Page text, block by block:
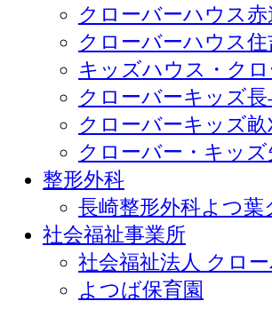
クローバーハウス赤
クローバーハウス住
キッズハウス・ク
クローバーキッズ長
クローバーキッズ畝
クローバー・キッズ
整形外科
長崎整形外科よつ葉
社会福祉事業所
社会福祉法人 クロ
よつば保育園